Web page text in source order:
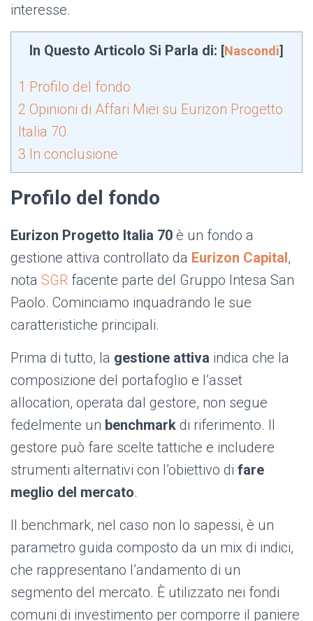
interesse.
In Questo Articolo Si Parla di: [Nascondi]
1 Profilo del fondo
2 Opinioni di Affari Miei su Eurizon Progetto
Italia 70
3 In conclusione
Profilo del fondo
Eurizon Progetto Italia 70 è un fondo a
gestione attiva controllato da Eurizon Capital,
nota SGR facente parte del Gruppo Intesa San
Paolo. Cominciamo inquadrando le sue
caratteristiche principali.
Prima di tutto, la gestione attiva indica che la
composizione del portafoglio e l’asset
allocation, operata dal gestore, non segue
fedelmente un benchmark di riferimento. Il
gestore può fare scelte tattiche e includere
strumenti alternativi con l’obiettivo di fare
meglio del mercato.
Il benchmark, nel caso non lo sapessi, è un
parametro guida composto da un mix di indici,
che rappresentano l’andamento di un
segmento del mercato. È utilizzato nei fondi
comuni di investimento per comporre il paniere